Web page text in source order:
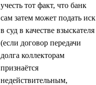
учесть тот факт, что банк
сам затем может подать иск
в суд в качестве взыскателя
(если договор передачи
долга коллекторам
признаётся
недействительным,